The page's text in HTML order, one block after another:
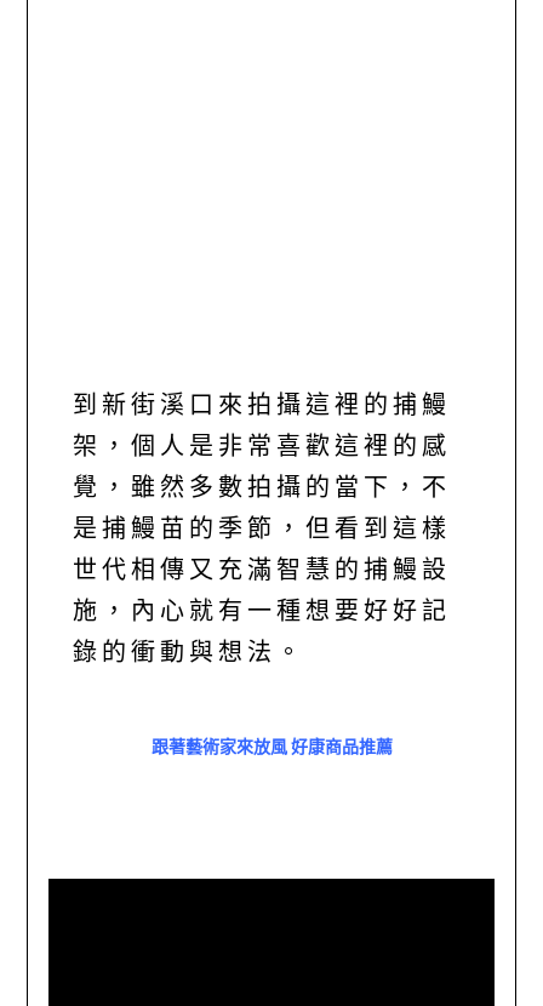
到新街溪口來拍攝這裡的捕鰻
架，個人是非常喜歡這裡的感
覺，雖然多數拍攝的當下，不
是捕鰻苗的季節，但看到這樣
世代相傳又充滿智慧的捕鰻設
施，內心就有一種想要好好記
錄的衝動與想法。
跟著藝術家來放風 好康商品推薦